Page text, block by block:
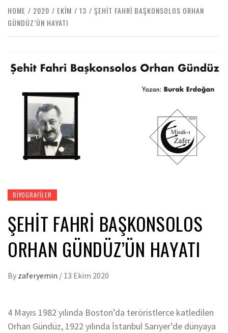
HOME 2020 EKIM 13
ŞEHIT FAHRI BAŞKONSOLOS ORHAN
GÜNDÜZ’ÜN HAYATI
BIYOGRAFILER
ŞEHIT FAHRI BAŞKONSOLOS
ORHAN GÜNDÜZ’ÜN HAYATI
By zaferyemin / 13 Ekim 2020
4 Mayıs 1982 yılında Boston’da teröristlerce katledilen
Orhan Gündüz, 1922 yılında İstanbul Sarıyer’de dünyaya